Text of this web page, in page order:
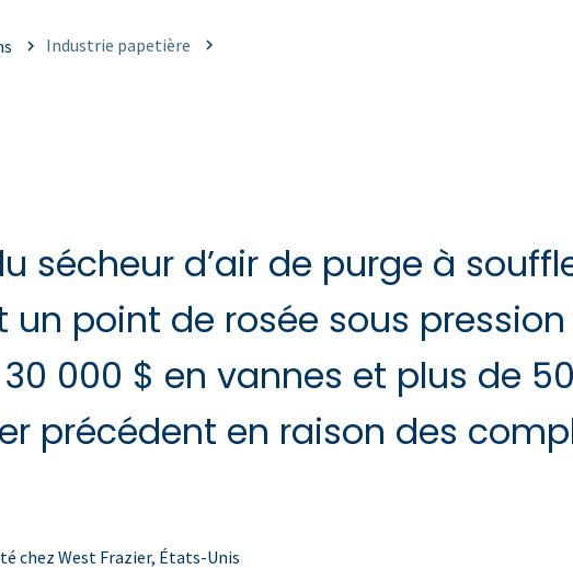
Industrie papetière
sécheur d’air de purge à
point de rosée sous
000 $ en vannes et plus de
précédent en raison des
chez West Frazier, États-Unis